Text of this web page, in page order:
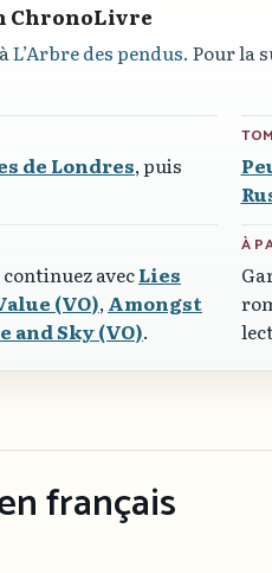
ChronoLivre
L’Arbre des pendus. Pour la
de Londres, puis
continuez avecLies
(VO),Amongst
and Sky (VO).
À
français